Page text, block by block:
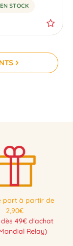
EN STOCK
port à partir de
2,90€
49€ d'achat
Relay)